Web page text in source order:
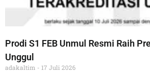
Prodi S1 FEB Unmul Resmi Raih
Unggul
adakaltim 17 Juli 2026